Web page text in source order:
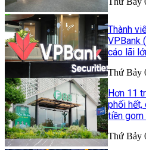
Thành
VPBank
cáo lãi
Thứ Bảy
Hơn 11
phối hết,
tiền gom
Thứ Bảy